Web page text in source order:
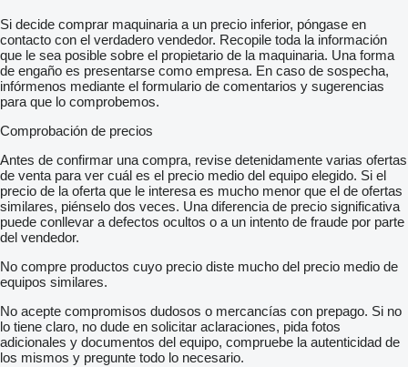
Si decide comprar maquinaria a un precio inferior, póngase en
contacto con el verdadero vendedor. Recopile toda la información
que le sea posible sobre el propietario de la maquinaria. Una forma
de engaño es presentarse como empresa. En caso de sospecha,
infórmenos mediante el formulario de comentarios y sugerencias
para que lo comprobemos.
Comprobación de precios
Antes de confirmar una compra, revise detenidamente varias ofertas
de venta para ver cuál es el precio medio del equipo elegido. Si el
precio de la oferta que le interesa es mucho menor que el de ofertas
similares, piénselo dos veces. Una diferencia de precio significativa
puede conllevar a defectos ocultos o a un intento de fraude por parte
del vendedor.
No compre productos cuyo precio diste mucho del precio medio de
equipos similares.
No acepte compromisos dudosos o mercancías con prepago. Si no
lo tiene claro, no dude en solicitar aclaraciones, pida fotos
adicionales y documentos del equipo, compruebe la autenticidad de
los mismos y pregunte todo lo necesario.